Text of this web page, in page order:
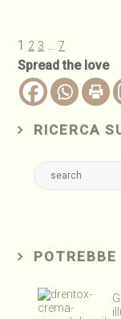
1 2 3 7
Spread the love
RICERCA